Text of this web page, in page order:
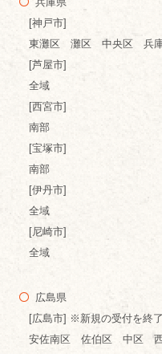
[神戸市]
東灘区 灘区 中央区 兵
[芦屋市]
全域
[西宮市]
南部
[宝塚市]
南部
[伊丹市]
全域
[尼崎市]
全域
広島県
[広島市] ※新規の受付を終了
安佐南区 佐伯区 中区